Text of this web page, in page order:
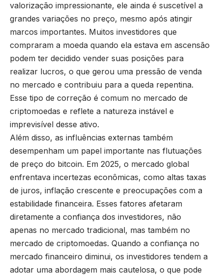
valorização impressionante, ele ainda é suscetível a
grandes variações no preço, mesmo após atingir
marcos importantes. Muitos investidores que
compraram a moeda quando ela estava em ascensão
podem ter decidido vender suas posições para
realizar lucros, o que gerou uma pressão de venda
no mercado e contribuiu para a queda repentina.
Esse tipo de correção é comum no mercado de
criptomoedas e reflete a natureza instável e
imprevisível desse ativo.
Além disso, as influências externas também
desempenham um papel importante nas flutuações
de preço do bitcoin. Em 2025, o mercado global
enfrentava incertezas econômicas, como altas taxas
de juros, inflação crescente e preocupações com a
estabilidade financeira. Esses fatores afetaram
diretamente a confiança dos investidores, não
apenas no mercado tradicional, mas também no
mercado de criptomoedas. Quando a confiança no
mercado financeiro diminui, os investidores tendem a
adotar uma abordagem mais cautelosa, o que pode